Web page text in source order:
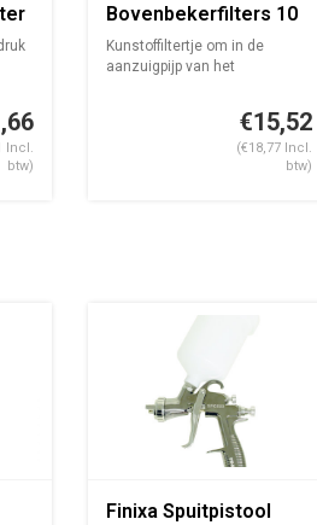
Incl.
btw)
Bovenbekerfilters 10
st
Kunstoffiltertje om in de
aanzuigpijp van het
€15,52
(€18,77 Incl.
btw)
Finixa Spuitpistool